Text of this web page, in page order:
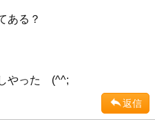
ある？
やった (^^;
返信